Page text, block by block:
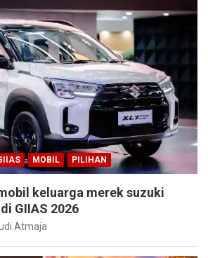
MOBIL PILIHAN
keluarga merek suzuki
GIIAS 2026
Atmaja